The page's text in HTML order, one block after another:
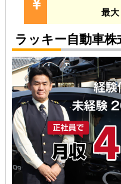
最大
ラッキー自動車株